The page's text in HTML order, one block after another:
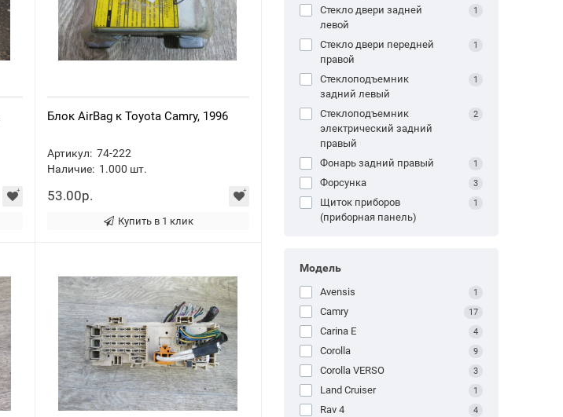
Блок AirBag к Toyota Camry, 1996
Артикул: 74-222
Наличие: 1.000 шт.
53.00р.
Купить в 1 клик
Стекло двери задней
левой
1
Стекло двери передней
правой
1
Стеклоподъемник
задний левый
1
Стеклоподъемник
электрический задний
правый
2
Фонарь задний правый 1
Форсунка 3
Щиток приборов
(приборная панель)
1
Модель
Avensis 1
Camry 17
Carina E 4
Corolla 9
Corolla VERSO 3
Land Cruiser 1
Rav 4 4